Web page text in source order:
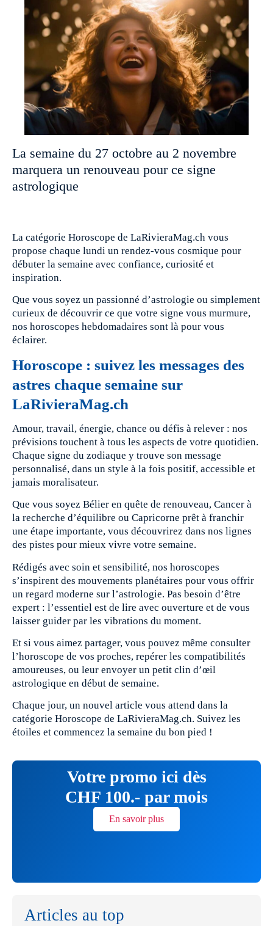
La semaine du 27 octobre au 2 novembre
marquera un renouveau pour ce signe
astrologique
La catégorie Horoscope de LaRivieraMag.ch vous
propose chaque lundi un rendez-vous cosmique pour
débuter la semaine avec confiance, curiosité et
inspiration.
Que vous soyez un passionné d’astrologie ou simplement
curieux de découvrir ce que votre signe vous murmure,
nos horoscopes hebdomadaires sont là pour vous
éclairer.
Horoscope : suivez les messages des
astres chaque semaine sur
LaRivieraMag.ch
Amour, travail, énergie, chance ou défis à relever : nos
prévisions touchent à tous les aspects de votre quotidien.
Chaque signe du zodiaque y trouve son message
personnalisé, dans un style à la fois positif, accessible et
jamais moralisateur.
Que vous soyez Bélier en quête de renouveau, Cancer à
la recherche d’équilibre ou Capricorne prêt à franchir
une étape importante, vous découvrirez dans nos lignes
des pistes pour mieux vivre votre semaine.
Rédigés avec soin et sensibilité, nos horoscopes
s’inspirent des mouvements planétaires pour vous offrir
un regard moderne sur l’astrologie. Pas besoin d’être
expert : l’essentiel est de lire avec ouverture et de vous
laisser guider par les vibrations du moment.
Et si vous aimez partager, vous pouvez même consulter
l’horoscope de vos proches, repérer les compatibilités
amoureuses, ou leur envoyer un petit clin d’œil
astrologique en début de semaine.
Chaque jour, un nouvel article vous attend dans la
catégorie Horoscope de LaRivieraMag.ch. Suivez les
étoiles et commencez la semaine du bon pied !
Votre promo ici dès
CHF 100.- par mois
En savoir plus
Articles au top